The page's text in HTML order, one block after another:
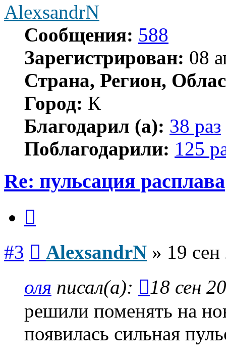
AlexsandrN
Сообщения: 588
Зарегистрирован: 08
Страна, Регион,
Город: К
Благодарил (а): 38 раз
Поблагодарили: 125
Re: пульсация расплава
#3 AlexsandrN » 19
оля писал(а):
18 сен
решили поменять на
появилась сильная